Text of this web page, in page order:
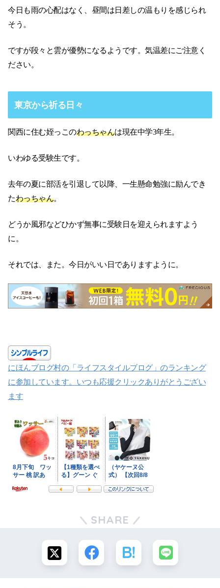
今日も雨の心配はなく、昼間は日差しの温もりを感じられ
そう。
ですが段々と雲が優勢になるようです。気温差にご注意く
ださい。
東京から祈る日々
関西に住む姪っこのわっちゃんは現在中学3年生。
いわゆる受験生です。
去年の夏に部活を引退して以降、一生懸命勉強に励んでき
たわっちゃん。
どうか風邪などひかず無事に受験日を迎えられますよう
に。
それでは、また。今日がいい日でありますように。
にほんブログ村の「ライフスタイルブログ」のランキング
に参加しています。いつも応援クリックありがとうござい
ます
SHARE